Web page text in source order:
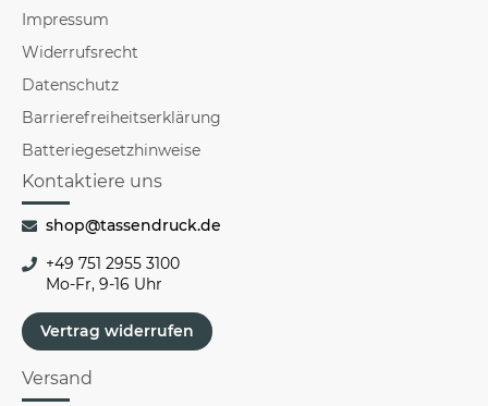
Impressum
Widerrufsrecht
Datenschutz
Barrierefreiheitserklärung
Batteriegesetzhinweise
Kontaktiere uns
shop@tassendruck.de
+49 751 2955 3100
Mo-Fr, 9-16 Uhr
Vertrag widerrufen
Versand